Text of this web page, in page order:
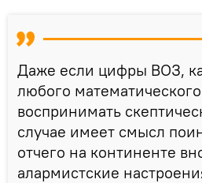
Даже если цифры ВОЗ,
любого
воспринимать
случае имеет смысл
отчего на континенте
алармистские